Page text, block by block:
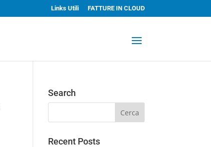
Links Utili FATTURE IN CLOUD
Search
Recent Posts